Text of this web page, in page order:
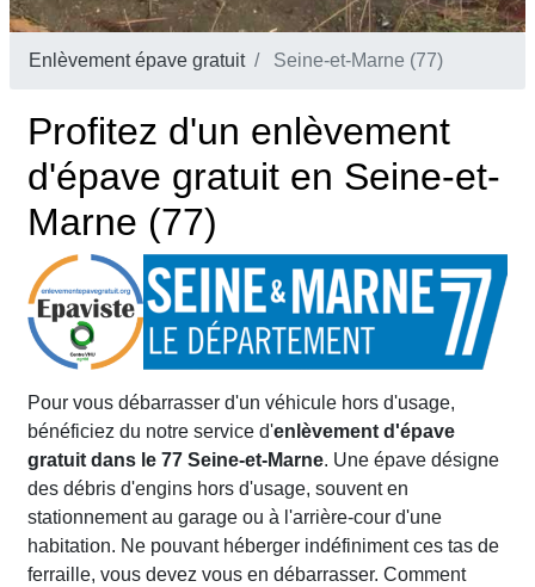
Enlèvement épave gratuit Seine-et-Marne (77)
Profitez d'un enlèvement
d'épave gratuit en Seine-et-
Marne (77)
Pour vous débarrasser d'un véhicule hors d'usage,
bénéficiez du notre service d'enlèvement d'épave
gratuit dans le 77 Seine-et-Marne. Une épave désigne
des débris d'engins hors d'usage, souvent en
stationnement au garage ou à l'arrière-cour d'une
habitation. Ne pouvant héberger indéfiniment ces tas de
ferraille, vous devez vous en débarrasser. Comment